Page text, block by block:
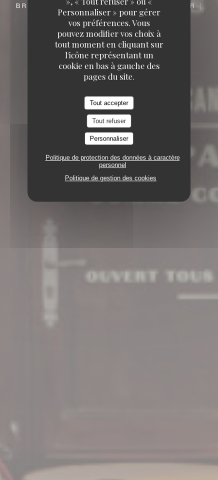
Personnaliser » pour gérer
vos préférences. Vous
pouvez modifier vos choix à
tout moment en cliquant sur
l'icône représentant un
cookie en bas à gauche des
pages du site.
Tout accepter
Tout refuser
Personnaliser
Politique de protection des données à caractère
personnel
Politique de gestion des cookies
BRASSERIE – FRUITS DE MER A EMPORTER
6, RUE COQUILLIÈRE 75001 PARIS